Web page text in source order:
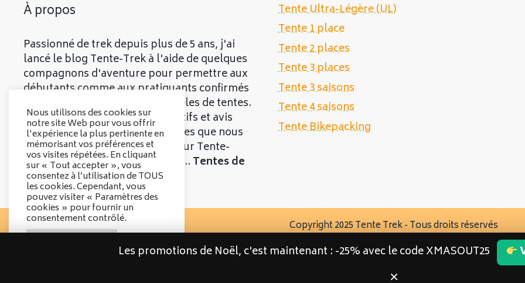
À propos
Passionné de trek depuis plus de 5 ans, j'ai
lancé le blog Tente-Trek à l'aide de quelques
compagnons d'aventure pour permettre aux
débutants comme aux pratiquants confirmés
de découvrir les meilleurs modèles de tentes.
Vous trouverez divers comparatifs et avis
objectifs sur les différentes tentes que nous
vous présenterons. Bienvenue sur Tente-
Trek, le comparatif qui parle de... Tentes de
Trek!
Tente Ultra-Légère (UL)
Tente 1 place
Tente 2 places
Tente 3 places
Tente 3 saisons
Tente 4 saisons
Tente Bikepacking
Copyright 2025 Tente Trek - Tous droits réservés
Nous utilisons des cookies sur
notre site Web pour vous offrir
l'expérience la plus pertinente en
mémorisant vos préférences et
vos visites répétées. En cliquant
sur « Tout accepter », vous
consentez à l’utilisation de TOUS
les cookies. Cependant, vous
pouvez visiter « Paramètres des
cookies » pour fournir un
consentement contrôlé.
Les promotions de Noël, c'est maintenant : -25% avec le code XMASOUT25